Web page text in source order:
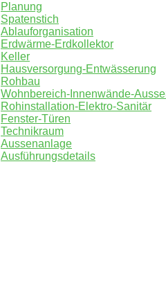
Planung
Spatenstich
Ablauforganisation
Erdwärme-Erdkollektor
Keller
Hausversorgung-Entwässerung
Rohbau
Wohnbereich-Innenwände-
Rohinstallation-Elektro-Sanitär
Fenster-Türen
Technikraum
Aussenanlage
Ausführungsdetails